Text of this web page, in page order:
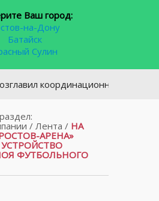
Ваш город:
на-Дону
Батайск
Сулин
координационный совет по
/ Лента / НА
АРЕНА»
ФУТБОЛЬНОГО